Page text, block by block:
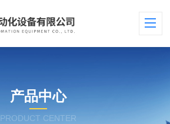
产品中心
PRODUCT CENTER